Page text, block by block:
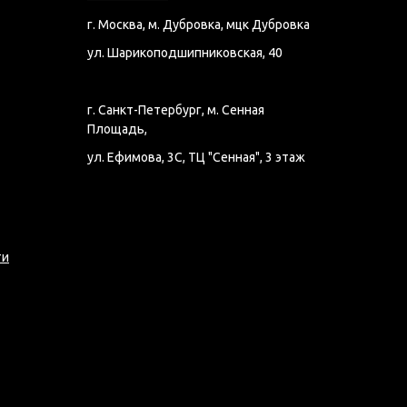
г. Москва, м. Дубровка, мцк Дубровка
ул. Шарикоподшипниковская, 40
г. Санкт-Петербург, м. Сенная
Площадь,
ул. Ефимова, 3С, ТЦ "Сенная", 3 этаж